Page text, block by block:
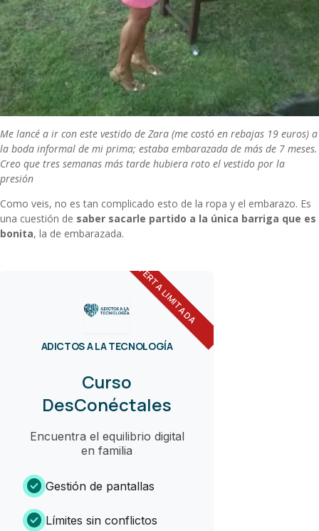
Me lancé a ir con este vestido de Zara (me costó en rebajas 19 euros) a
la boda informal de mi prima; estaba embarazada de más de 7 meses.
Creo que tres semanas más tarde hubiera roto el vestido por la
presión
Como veis, no es tan complicado esto de la ropa y el embarazo. Es
una cuestión de saber sacarle partido a la única barriga que es
bonita, la de embarazada.
OFERTA LIMITADA
ADICTOS A LA TECNOLOGÍA
Curso
DesConéctales
Encuentra el equilibrio digital
en familia
check_circle Gestión de pantallas
check_circle Límites sin conflictos